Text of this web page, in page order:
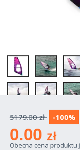
5179.00 zł -100%
0.00 zł
Obecna cena produktu